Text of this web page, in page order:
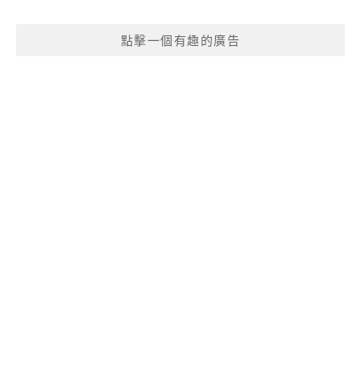
點擊一個有趣的廣告